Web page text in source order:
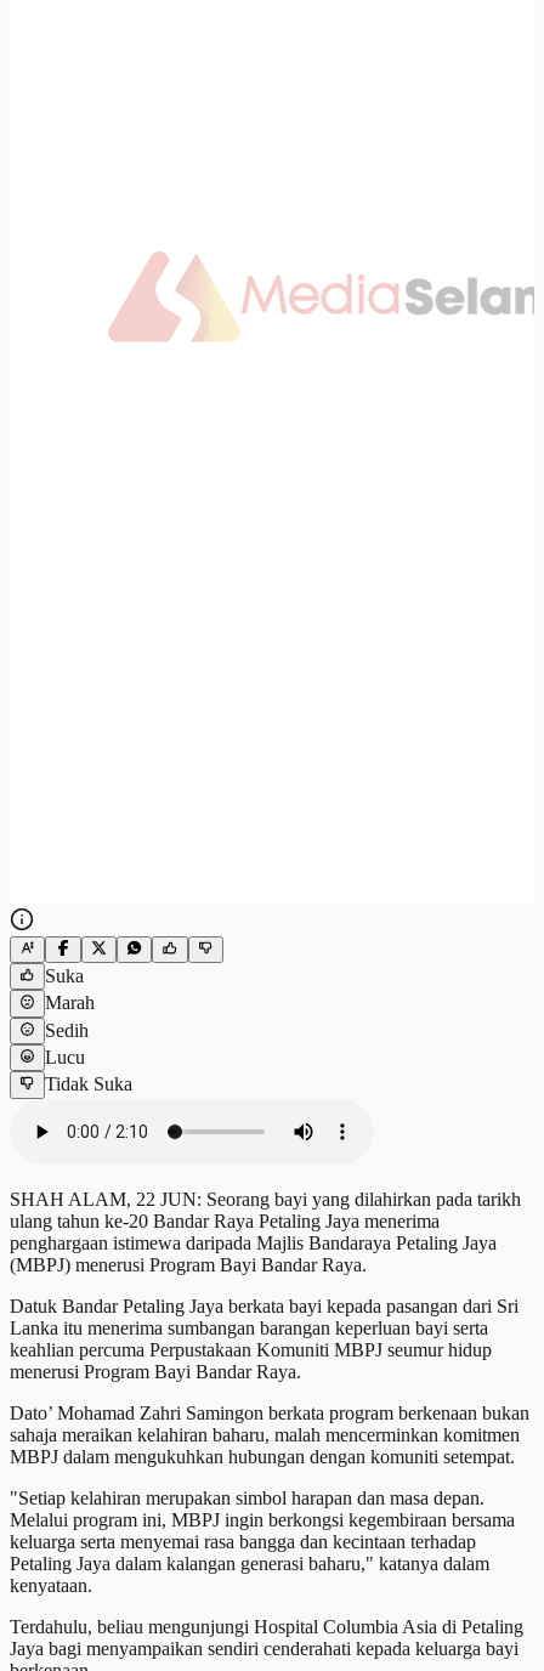
Suka
Marah
Sedih
Lucu
Tidak Suka
SHAH ALAM, 22 JUN: Seorang bayi yang dilahirkan pada tarikh
ulang tahun ke-20 Bandar Raya Petaling Jaya menerima
penghargaan istimewa daripada Majlis Bandaraya Petaling Jaya
(MBPJ) menerusi Program Bayi Bandar Raya.
Datuk Bandar Petaling Jaya berkata bayi kepada pasangan dari Sri
Lanka itu menerima sumbangan barangan keperluan bayi serta
keahlian percuma Perpustakaan Komuniti MBPJ seumur hidup
menerusi Program Bayi Bandar Raya.
Dato’ Mohamad Zahri Samingon berkata program berkenaan bukan
sahaja meraikan kelahiran baharu, malah mencerminkan komitmen
MBPJ dalam mengukuhkan hubungan dengan komuniti setempat.
"Setiap kelahiran merupakan simbol harapan dan masa depan.
Melalui program ini, MBPJ ingin berkongsi kegembiraan bersama
keluarga serta menyemai rasa bangga dan kecintaan terhadap
Petaling Jaya dalam kalangan generasi baharu," katanya dalam
kenyataan.
Terdahulu, beliau mengunjungi Hospital Columbia Asia di Petaling
Jaya bagi menyampaikan sendiri cenderahati kepada keluarga bayi